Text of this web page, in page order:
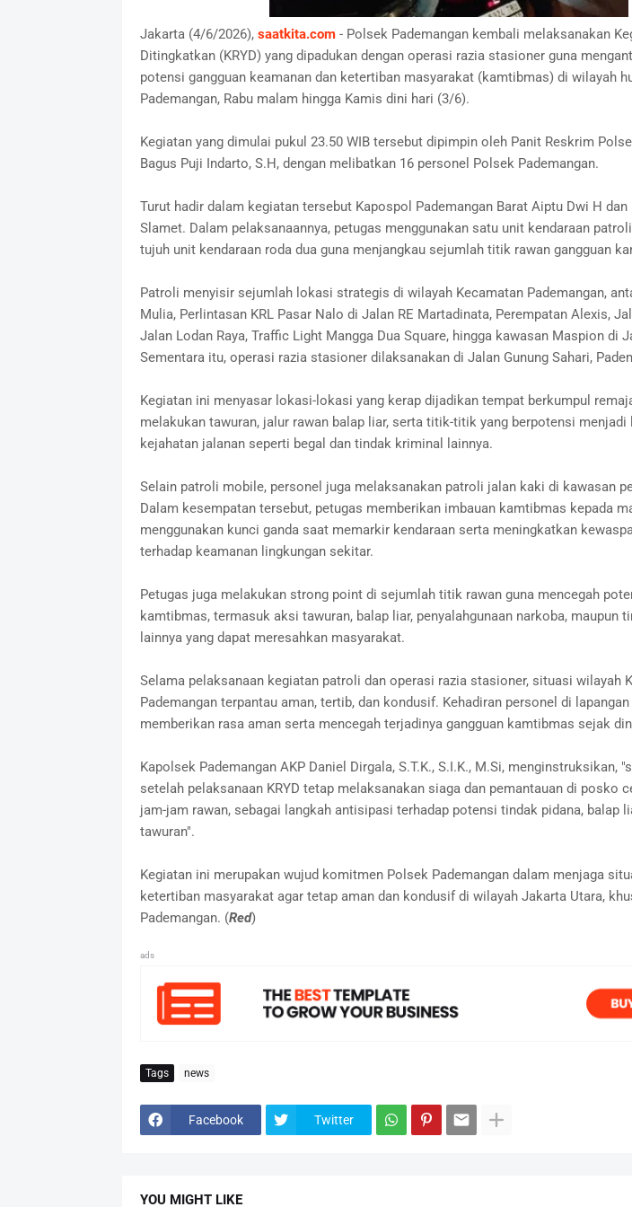
Jakarta (4/6/2026), saatkita.com- Polsek Pademangan kembali melaksanakan
Ditingkatkan (KRYD) yang dipadukan dengan operasi razia stasioner guna
potensi gangguan keamanan dan ketertiban masyarakat (kamtibmas) di wilayah
Pademangan, Rabu malam hingga Kamis dini hari (3/6).
‎Kegiatan yang dimulai pukul 23.50 WIB tersebut dipimpin oleh Panit Reskrim
Bagus Puji Indarto, S.H, dengan melibatkan 16 personel Polsek Pademangan.
‎Turut hadir dalam kegiatan tersebut Kapospol Pademangan Barat Aiptu Dwi H
Slamet. Dalam pelaksanaannya, petugas menggunakan satu unit kendaraan
tujuh unit kendaraan roda dua guna menjangkau sejumlah titik rawan gangguan
‎Patroli menyisir sejumlah lokasi strategis di wilayah Kecamatan Pademangan,
Mulia, Perlintasan KRL Pasar Nalo di Jalan RE Martadinata, Perempatan Alexis,
Jalan Lodan Raya, Traffic Light Mangga Dua Square, hingga kawasan Maspion di
Sementara itu, operasi razia stasioner dilaksanakan di Jalan Gunung Sahari,
‎Kegiatan ini menyasar lokasi-lokasi yang kerap dijadikan tempat berkumpul
melakukan tawuran, jalur rawan balap liar, serta titik-titik yang berpotensi
kejahatan jalanan seperti begal dan tindak kriminal lainnya.
‎Selain patroli mobile, personel juga melaksanakan patroli jalan kaki di kawasan
Dalam kesempatan tersebut, petugas memberikan imbauan kamtibmas kepada
menggunakan kunci ganda saat memarkir kendaraan serta meningkatkan
terhadap keamanan lingkungan sekitar.
‎Petugas juga melakukan strong point di sejumlah titik rawan guna mencegah
kamtibmas, termasuk aksi tawuran, balap liar, penyalahgunaan narkoba, maupun
lainnya yang dapat meresahkan masyarakat.
‎Selama pelaksanaan kegiatan patroli dan operasi razia stasioner, situasi wilayah
Pademangan terpantau aman, tertib, dan kondusif. Kehadiran personel di
memberikan rasa aman serta mencegah terjadinya gangguan kamtibmas sejak
‎Kapolsek Pademangan AKP Daniel Dirgala, S.T.K., S.I.K., M.Si, menginstruksikan,
setelah pelaksanaan KRYD tetap melaksanakan siaga dan pemantauan di posko
jam-jam rawan, sebagai langkah antisipasi terhadap potensi tindak pidana, balap
tawuran".
‎Kegiatan ini merupakan wujud komitmen Polsek Pademangan dalam menjaga
ketertiban masyarakat agar tetap aman dan kondusif di wilayah Jakarta Utara,
Pademangan. (Red)
ads
Tags news
Facebook Twitter
YOU MIGHT LIKE